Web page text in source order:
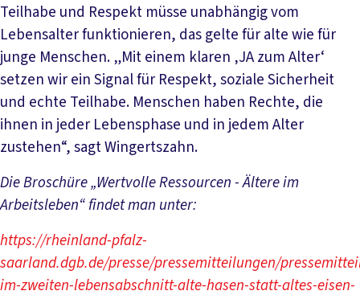
Teilhabe und Respekt müsse unabhängig vom
Lebensalter funktionieren, das gelte für alte wie für
junge Menschen. „Mit einem klaren ‚JA zum Alter‘
setzen wir ein Signal für Respekt, soziale Sicherheit
und echte Teilhabe. Menschen haben Rechte, die
ihnen in jeder Lebensphase und in jedem Alter
zustehen“, sagt Wingertszahn.
Die Broschüre „Wertvolle Ressourcen - Ältere im
Arbeitsleben“ findet man unter:
https://rheinland-pfalz-
saarland.dgb.de/presse/pressemitteilungen/
im-zweiten-lebensabschnitt-alte-hasen-statt-altes-eisen-